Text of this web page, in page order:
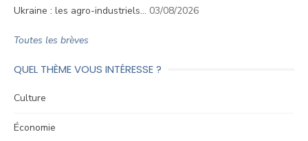
Ukraine : les agro-industriels… 03/08/2026
Toutes les brèves
QUEL THÈME VOUS INTÉRESSE ?
Culture
Économie